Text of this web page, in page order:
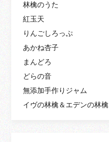
林檎のうた
紅玉天
りんごしろっぷ
あかね杏子
まんどろ
どらの音
無添加手作りジャム
イヴの林檎＆エデンの林檎